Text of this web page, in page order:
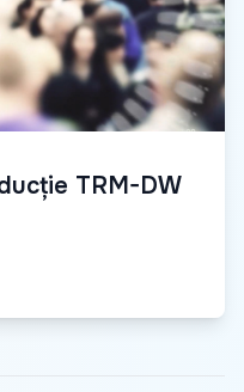
TRM-DW